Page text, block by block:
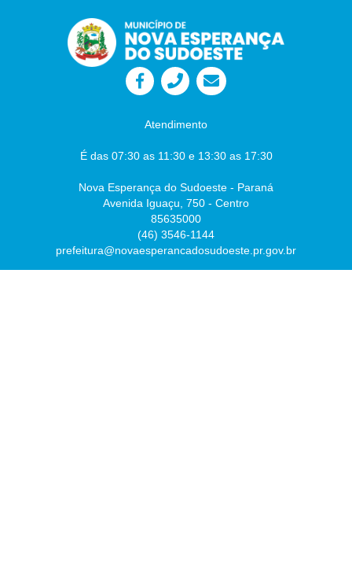
Atendimento
É das 07:30 as 11:30 e 13:30 as 17:30
Nova Esperança do Sudoeste - Paraná
Avenida Iguaçu, 750 - Centro
85635000
(46) 3546-1144
prefeitura@novaesperancadosudoeste.pr.gov.br